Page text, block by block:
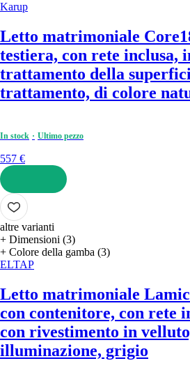
Karup
Letto matrimoniale Core
testiera, con rete inclusa,
trattamento della
trattamento, di colore
In stock Ultimo pezzo
557 €
AGGIUNGI
altre varianti
+ Dimensioni (3)
+ Colore della gamba (3)
ELTAP
Letto matrimoniale
con contenitore, con rete
con rivestimento in
illuminazione, grigio